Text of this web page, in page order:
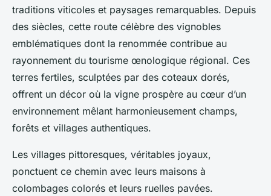
traditions viticoles et paysages remarquables. Depuis
des siècles, cette route célèbre des vignobles
emblématiques dont la renommée contribue au
rayonnement du tourisme œnologique régional. Ces
terres fertiles, sculptées par des coteaux dorés,
offrent un décor où la vigne prospère au cœur d’un
environnement mêlant harmonieusement champs,
forêts et villages authentiques.
Les villages pittoresques, véritables joyaux,
ponctuent ce chemin avec leurs maisons à
colombages colorés et leurs ruelles pavées.